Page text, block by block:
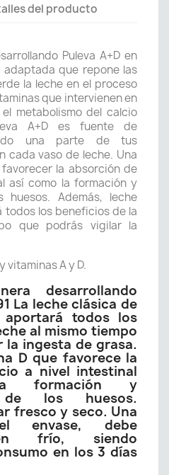
del producto
Puleva A+D en
adaptada que repone las
la leche en el proceso
que intervienen en
metabolismo del calcio
A+D es fuente de
una parte de tus
cada vaso de leche. Una
la absorción de
así como la formación y
huesos. Además, leche
todos los beneficios de la
que podrás vigilar la
vitaminas A y D.
desarrollando
La leche clásica de
todos los
al mismo tiempo
ingesta de grasa.
D que favorece la
a nivel intestinal
formación y
de los huesos.
fresco y seco. Una
envase, debe
frío, siendo
en los 3 días